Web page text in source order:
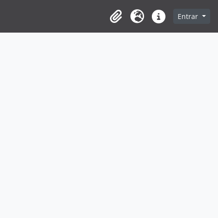
Clipboard
Idioma Ligações rápidas
Entrar